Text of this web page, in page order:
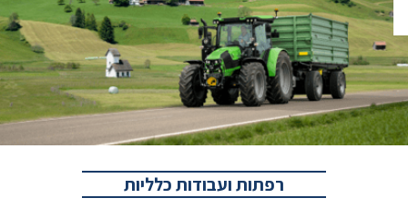
רפתות ועבודות כלליות